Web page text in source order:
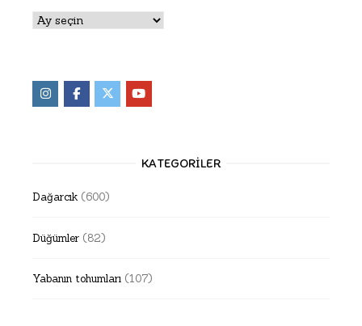
Arşivler
KATEGORILER
Dağarcık (600)
Düğümler (82)
Yabanın tohumları (107)